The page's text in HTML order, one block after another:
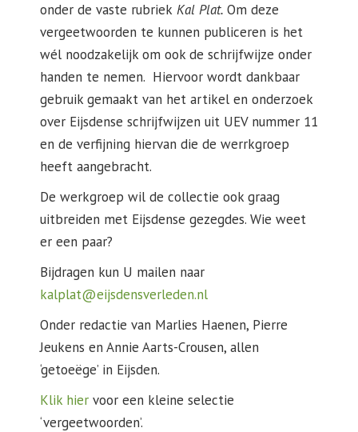
onder de vaste rubriek Kal Plat. Om deze
vergeetwoorden te kunnen publiceren is het
wél noodzakelijk om ook de schrijfwijze onder
handen te nemen. Hiervoor wordt dankbaar
gebruik gemaakt van het artikel en onderzoek
over Eijsdense schrijfwijzen uit UEV nummer 11
en de verfijning hiervan die de werrkgroep
heeft aangebracht.
De werkgroep wil de collectie ook graag
uitbreiden met Eijsdense gezegdes. Wie weet
er een paar?
Bijdragen kun U mailen naar
kalplat@eijsdensverleden.nl
Onder redactie van Marlies Haenen, Pierre
Jeukens en Annie Aarts-Crousen, allen
‘getoeëge’ in Eijsden.
Klik hier voor een kleine selectie
‘vergeetwoorden’.